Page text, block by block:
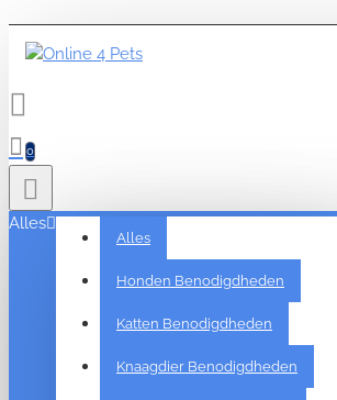
0
Alles
Alles
Honden Benodigdheden
Katten Benodigdheden
Knaagdier Benodigdheden